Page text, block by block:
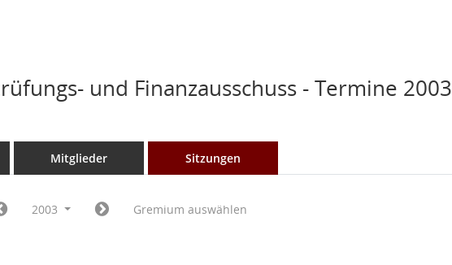
und Finanzausschuss - Termine 2003
Mitglieder Sitzungen
2003 Gremium auswählen